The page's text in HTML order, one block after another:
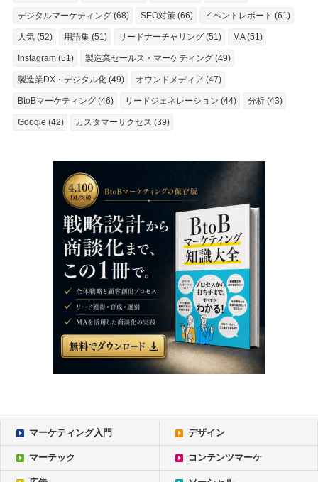
デジタルマーケティング (68) SEO対策 (66) イベントレポート (61)
人気 (52) 用語集 (51) リードナーチャリング (51) MA (51)
Instagram (51) 製造業セールス・マーケティング (49)
製造業DX・デジタル化 (49) オウンドメディア (47)
BtoBマーケティング (46) リードジェネレーション (44) 分析 (43)
Google (42) カスタマーサクセス (39)
マーケティング入門 デザイン
マーテック コンテンツマーケ